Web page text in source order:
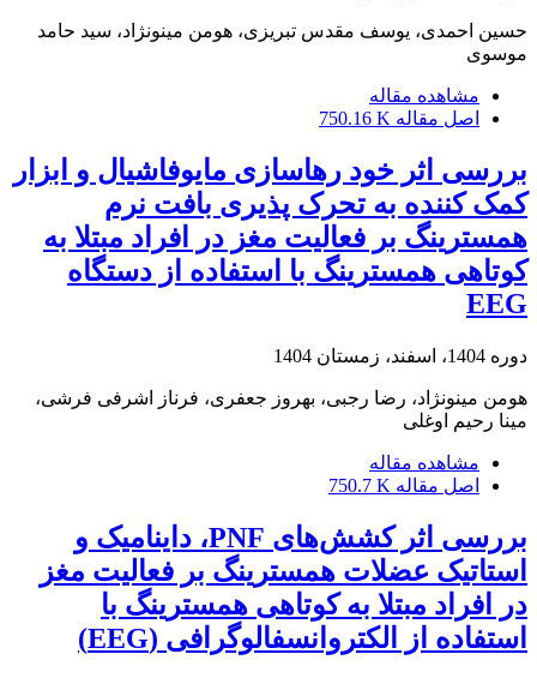
حسین احمدی، یوسف مقدس تبریزی، هومن مینونژاد، سید حامد
موسوی
مشاهده مقاله
اصل مقاله 750.16 K
بررسی اثر خود رهاسازی مایوفاشیال و ابزار
کمک کننده به تحرک پذیری بافت نرم
همسترینگ بر فعالیت مغز در افراد مبتلا به
کوتاهی همسترینگ با استفاده از دستگاه
EEG
دوره 1404، اسفند، زمستان 1404
هومن مینونژاد، رضا رجبی، بهروز جعفری، فرناز اشرفی فرشی،
مینا رحیم اوغلی
مشاهده مقاله
اصل مقاله 750.7 K
بررسی اثر کشش‌های PNF، داینامیک و
استاتیک عضلات همسترینگ بر فعالیت مغز
در افراد مبتلا به کوتاهی همسترینگ با
استفاده از الکتروانسفالوگرافی (EEG)